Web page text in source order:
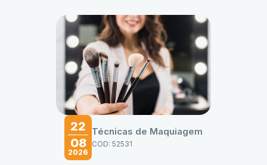
22
08
2026
Técnicas de Maquiagem
COD: 52531